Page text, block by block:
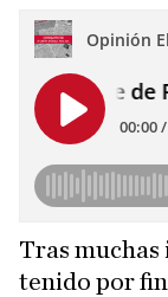
Tras
tenido por